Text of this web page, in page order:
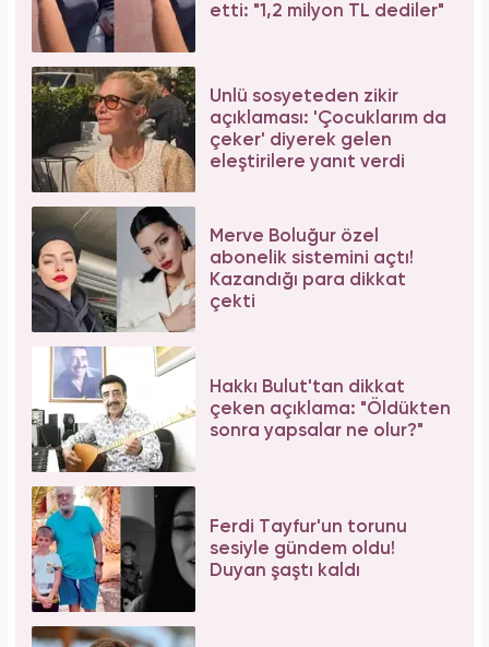
etti: "1,2 milyon TL dediler"
Ünlü sosyeteden zikir
açıklaması: 'Çocuklarım da
çeker' diyerek gelen
eleştirilere yanıt verdi
Merve Boluğur özel
abonelik sistemini açtı!
Kazandığı para dikkat
çekti
Hakkı Bulut'tan dikkat
çeken açıklama: "Öldükten
sonra yapsalar ne olur?"
Ferdi Tayfur'un torunu
sesiyle gündem oldu!
Duyan şaştı kaldı